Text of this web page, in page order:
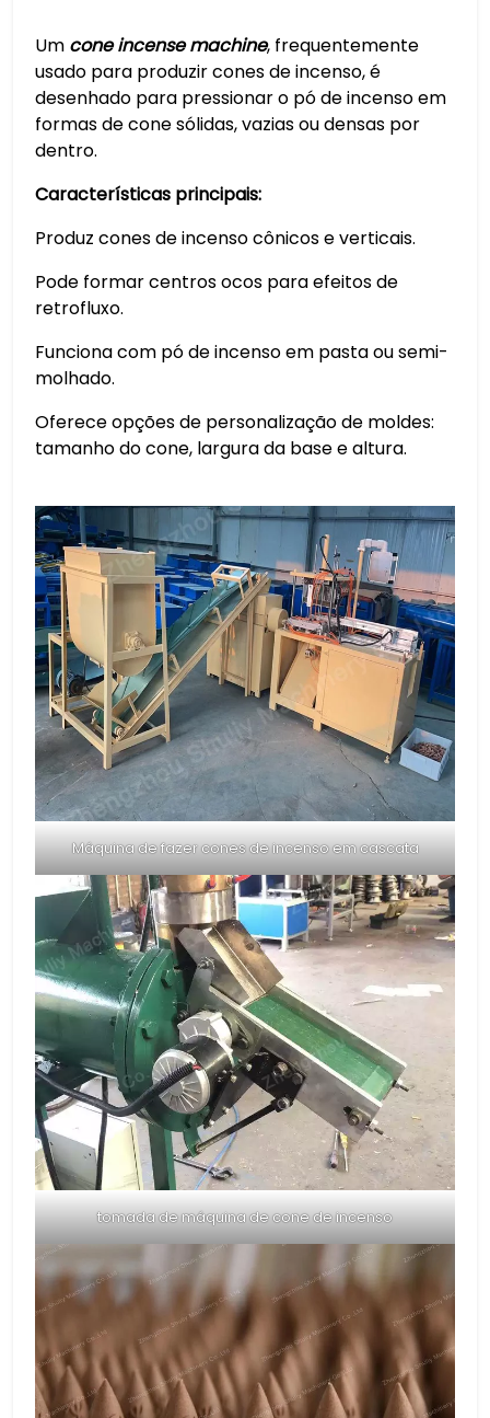
Um cone incense machine, frequentemente
usado para produzir cones de incenso, é
desenhado para pressionar o pó de incenso em
formas de cone sólidas, vazias ou densas por
dentro.
Características principais:
Produz cones de incenso cônicos e verticais.
Pode formar centros ocos para efeitos de
retrofluxo.
Funciona com pó de incenso em pasta ou semi-
molhado.
Oferece opções de personalização de moldes:
tamanho do cone, largura da base e altura.
Máquina de fazer cones de incenso em cascata
tomada de máquina de cone de incenso